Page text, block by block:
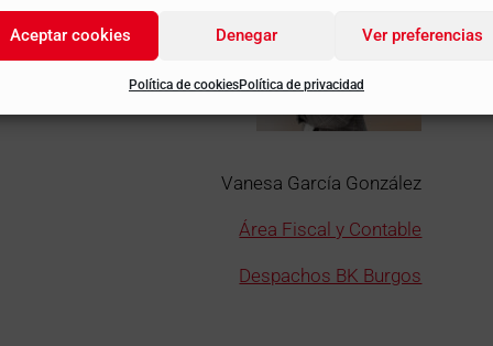
Aceptar cookies Denegar Ver preferencias
Política de cookiesPolítica de privacidad
Vanesa García González
Área Fiscal y Contable
Despachos BK Burgos